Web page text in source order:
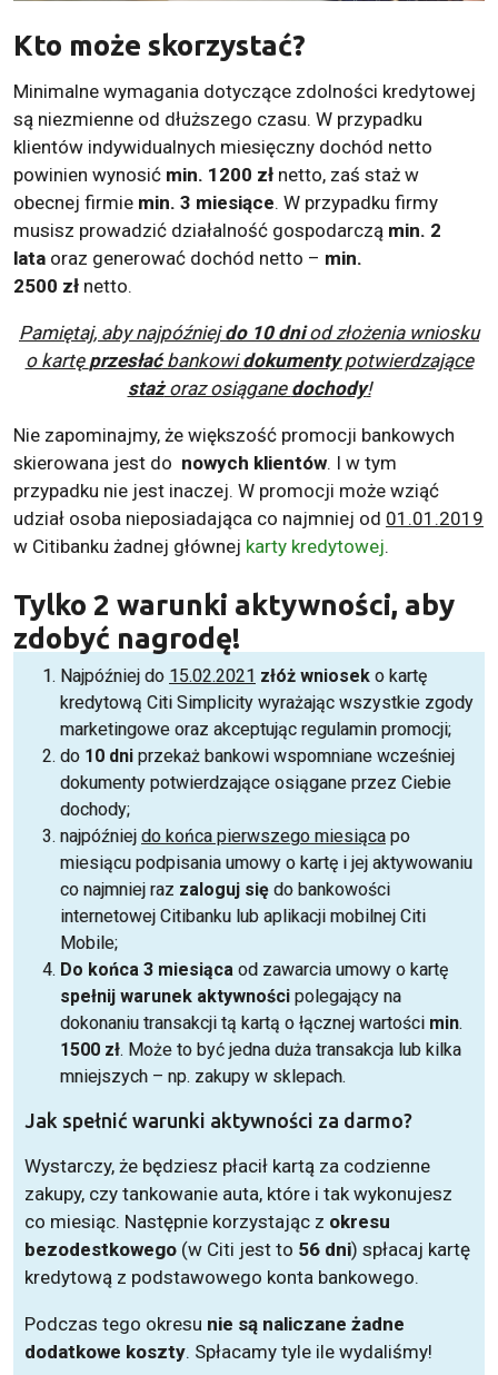
Kto może skorzystać?
Minimalne wymagania dotyczące zdolności kredytowej
są niezmienne od dłuższego czasu. W przypadku
klientów indywidualnych miesięczny dochód netto
powinien wynosić min. 1200 zł netto, zaś staż w
obecnej firmie min. 3 miesiące. W przypadku firmy
musisz prowadzić działalność gospodarczą min. 2
lata oraz generować dochód netto – min.
2500 zł netto.
Pamiętaj, aby najpóźniejdo 10 dniod złożenia wniosku
o kartę przesłaćbankowidokumentypotwierdzające
stażoraz osiągane dochody!
Nie zapominajmy, że większość promocji bankowych
skierowana jest do nowych klientów. I w tym
przypadku nie jest inaczej. W promocji może wziąć
udział osoba nieposiadająca co najmniej od 01.01.2019
w Citibanku żadnej głównej karty kredytowej.
Tylko 2 warunki aktywności, aby
zdobyć nagrodę!
Najpóźniej do 15.02.2021 złóż wniosek o kartę
kredytową Citi Simplicity wyrażając wszystkie zgody
marketingowe oraz akceptując regulamin promocji;
do 10 dni przekaż bankowi wspomniane wcześniej
dokumenty potwierdzające osiągane przez Ciebie
dochody;
najpóźniej do końca pierwszego miesiąca po
miesiącu podpisania umowy o kartę i jej aktywowaniu
co najmniej raz zaloguj się do bankowości
internetowej Citibanku lub aplikacji mobilnej Citi
Mobile;
Do końca 3 miesiąca od zawarcia umowy o kartę
spełnij warunek aktywności polegający na
dokonaniu transakcji tą kartą o łącznej wartości min.
1500 zł. Może to być jedna duża transakcja lub kilka
mniejszych – np. zakupy w sklepach.
Jak spełnić warunki aktywności za darmo?
Wystarczy, że będziesz płacił kartą za codzienne
zakupy, czy tankowanie auta, które i tak wykonujesz
co miesiąc. Następnie korzystając z okresu
bezodestkowego (w Citi jest to 56 dni) spłacaj kartę
kredytową z podstawowego konta bankowego.
Podczas tego okresu nie są naliczane żadne
dodatkowe koszty. Spłacamy tyle ile wydaliśmy!